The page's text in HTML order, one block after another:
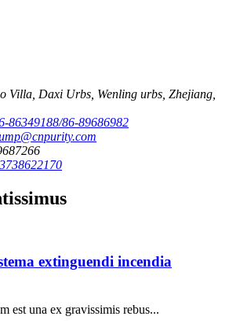
Villa, Daxi Urbs, Wenling urbs, Zhejiang,
86349188/86-89686982
extinguendi incendia
est una ex gravissimis rebus...